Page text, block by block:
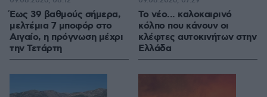
Έως 39 βαθμούς σήμερα,
μελτέμια 7 μποφόρ στο
Αιγαίο, η πρόγνωση μέχρι
την Τετάρτη
Το νέο... καλοκαιρινό
κόλπο που κάνουν οι
κλέφτες αυτοκινήτων στην
Ελλάδα